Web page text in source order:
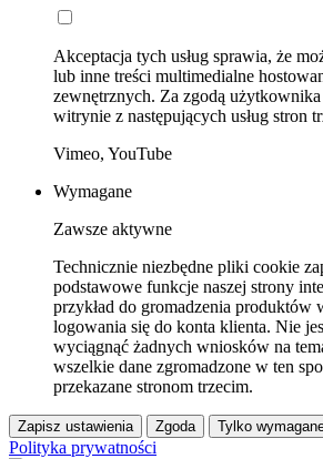
Akceptacja tych usług sprawia, że
lub inne treści multimedialne
zewnętrznych. Za zgodą
witrynie z następujących usług stron
Vimeo, YouTube
Wymagane
Zawsze aktywne
Technicznie niezbędne pliki cookie
podstawowe funkcje naszej strony
przykład do gromadzenia produktów
logowania się do konta klienta. Nie
wyciągnąć żadnych wniosków na
wszelkie dane zgromadzone w ten
przekazane stronom trzecim.
Zapisz ustawienia Zgoda Tylko
Polityka prywatności